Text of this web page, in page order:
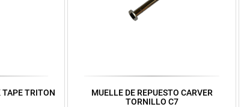
TAPE TRITON
MUELLE DE REPUESTO CARVER
TORNILLO C7